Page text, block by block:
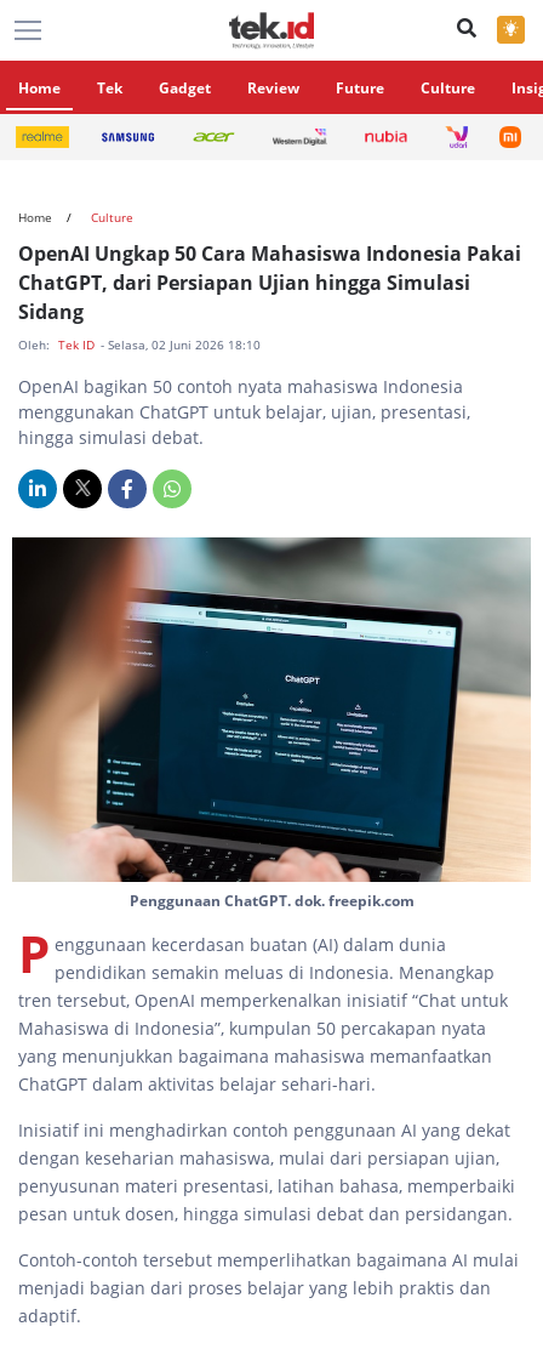
×
Home Tek Gadget Review Future Culture
Home Culture
OpenAI Ungkap 50 Cara Mahasiswa Indonesia Pakai
ChatGPT, dari Persiapan Ujian hingga Simulasi
Sidang
Oleh: Tek ID - Selasa, 02 Juni 2026 18:10
OpenAI bagikan 50 contoh nyata mahasiswa Indonesia
menggunakan ChatGPT untuk belajar, ujian, presentasi,
hingga simulasi debat.
Penggunaan ChatGPT. dok. freepik.com
P enggunaan kecerdasan buatan (AI) dalam dunia
pendidikan semakin meluas di Indonesia. Menangkap
tren tersebut, OpenAI memperkenalkan inisiatif “Chat untuk
Mahasiswa di Indonesia”, kumpulan 50 percakapan nyata
yang menunjukkan bagaimana mahasiswa memanfaatkan
ChatGPT dalam aktivitas belajar sehari-hari.
Inisiatif ini menghadirkan contoh penggunaan AI yang dekat
dengan keseharian mahasiswa, mulai dari persiapan ujian,
penyusunan materi presentasi, latihan bahasa, memperbaiki
pesan untuk dosen, hingga simulasi debat dan persidangan.
Contoh-contoh tersebut memperlihatkan bagaimana AI mulai
menjadi bagian dari proses belajar yang lebih praktis dan
adaptif.